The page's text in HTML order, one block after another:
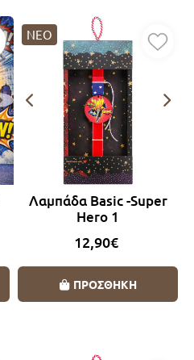
ΝΕΟ
Λαμπάδα Basic -Super
Hero 1
12,90€
ΠΡΟΣΘΗΚΗ